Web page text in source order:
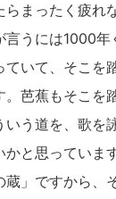
らまったく疲れ
言うには1000年
ていて、そこを
芭蕉もそこを
いう道を、歌を
かと思っていま
」ですから、